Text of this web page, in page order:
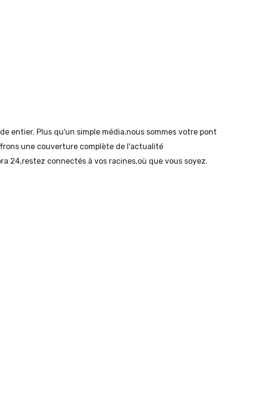
entier. Plus qu'un simple média,nous sommes votre pont
une couverture complète de l'actualité
24,restez connectés à vos racines,où que vous soyez.